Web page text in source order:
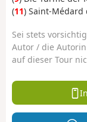
(11) Saint-Médard
Sei stets
Autor / die
auf dieser Tour